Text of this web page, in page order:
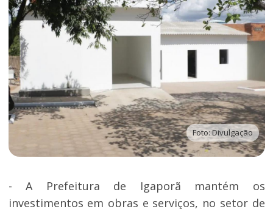
Foto: Divulgação
- A Prefeitura de Igaporã mantém os
investimentos em obras e serviços, no setor de